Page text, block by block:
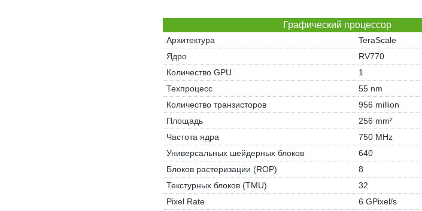
Графический процессор
Архитектура
TeraScale
Ядро
RV770
Количество GPU
1
Техпроцесс
55 nm
Количество транзисторов
956 million
Площадь
256 mm²
Частота ядра
750 MHz
Универсальных шейдерных блоков
640
Блоков растеризации (ROP)
8
Текстурных блоков (TMU)
32
Pixel Rate
6 GPixel/s